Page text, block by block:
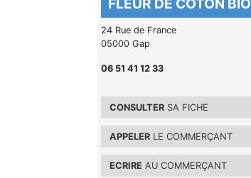
FLEUR DE COTON BIO
24 Rue de France
05000 Gap
06 51 41 12 33
CONSULTER SA FICHE
APPELER LE COMMERÇANT
ECRIRE AU COMMERÇANT